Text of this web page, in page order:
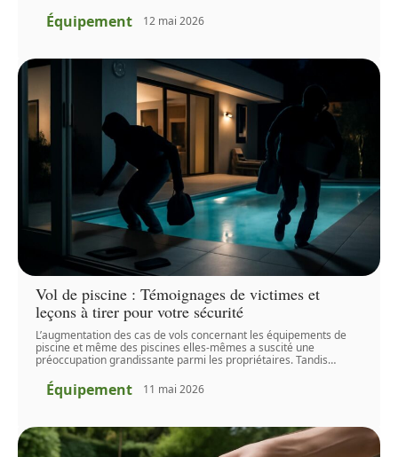
Équipement 12 mai 2026
Vol de piscine : Témoignages de victimes et
leçons à tirer pour votre sécurité
L’augmentation des cas de vols concernant les équipements de
piscine et même des piscines elles-mêmes a suscité une
préoccupation grandissante parmi les propriétaires. Tandis…
Équipement 11 mai 2026